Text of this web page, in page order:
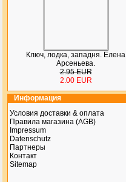
Ключ, лодка, западня. Елена
Арсеньева.
2.95 EUR
2.00 EUR
Информация
Условия доставки & оплата
Правила магазина (AGB)
Impressum
Datenschutz
Партнеры
Контакт
Sitemap